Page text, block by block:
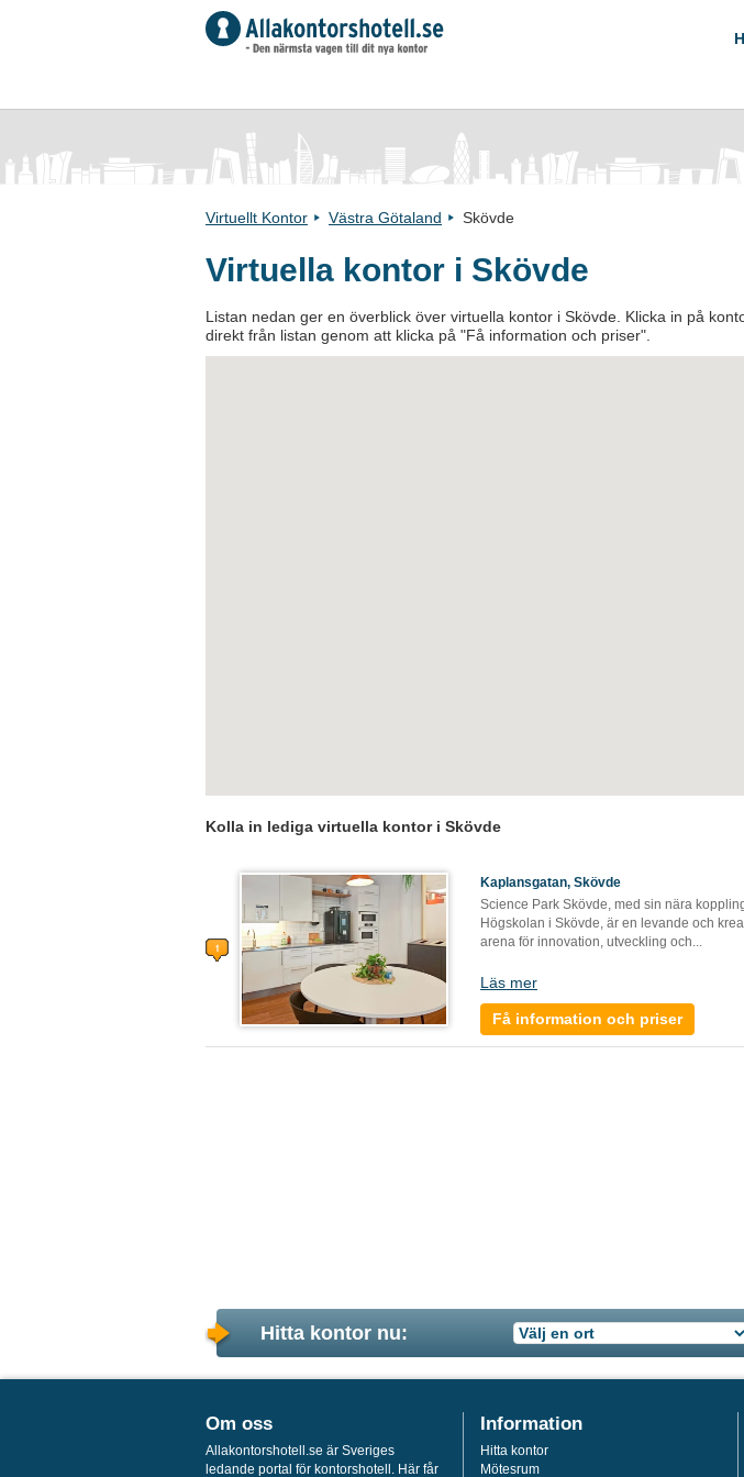
Virtuellt Kontor Västra Götaland Skövde
Virtuella kontor i Skövde
Listan nedan ger en överblick över virtuella kontor i Skövde. Klicka in på
direkt från listan genom att klicka på "Få information och priser".
Kolla in lediga virtuella kontor i Skövde
Kaplansgatan, Skövde
Science Park Skövde, med sin nära koppling
Högskolan i Skövde, är en levande och
arena för innovation, utveckling och...
Läs mer
Få information och priser
Hitta kontor nu:
Om oss
Allakontorshotell.se är Sveriges
ledande portal för kontorshotell. Här får
Information
Hitta kontor
Mötesrum